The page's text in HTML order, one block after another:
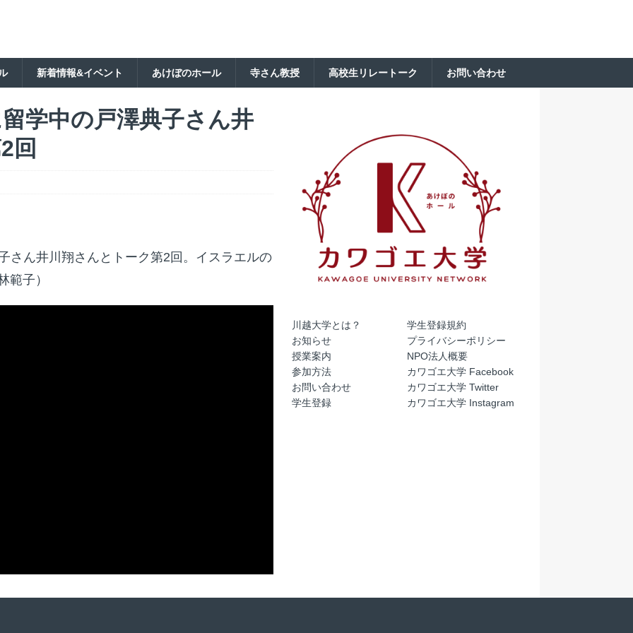
新着情報&イベント あけぼのホール 寺さん教授 高校生リレートーク お問い合わせ
学中の戸澤典子さん井
回
さん井川翔さんとトーク第2回。イスラエルの
範子）
川越大学とは？
お知らせ
授業案内
参加方法
お問い合わせ
学生登録
学生登録規約
プライバシーポリシー
NPO法人概要
カワゴエ大学 Facebook
カワゴエ大学 Twitter
カワゴエ大学 Instagram